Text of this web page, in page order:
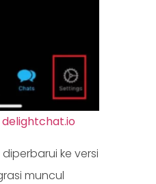
delightchat.io
ke versi
muncul